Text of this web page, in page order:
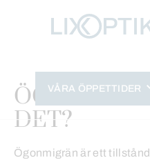
innehåll
VÅRA ÖPPETTIDER
DET?
Ögonmigrän är ett